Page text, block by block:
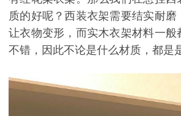
质的好呢？西装衣架需要结实耐磨
让衣物变形，而实木衣架材料一般
不错，因此不论是什么材质，都是